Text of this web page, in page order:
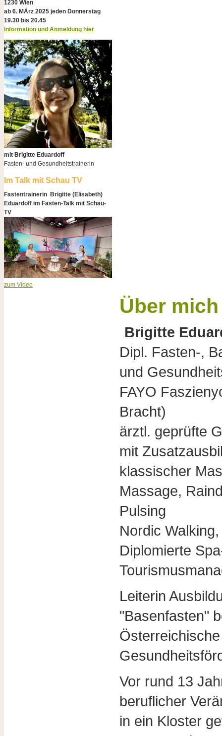
1230 Wien
ab 6. MÄrz 2025 jeden Donnerstag
19.30 bis 20.45
Information und Anmeldung hier
mit Brigitte Eduardoff
Fasten- und Gesundheitstrainerin
Im Talk mit Schau TV
Fastentrainerin Brigitte (Elisabeth)
Eduardoff im Fasten-Talk mit Schau-
TV
zum Video
Über mich
Brigitte
Dipl. Fasten-,
und
FAYO
Bracht)
ärztl. geprüfte
mit
klassischer
Massage,
Pulsing
Nordic
Diplomierte
Leiterin
"Basenfasten"
Vor rund 13
beruflicher
in ein Kloster